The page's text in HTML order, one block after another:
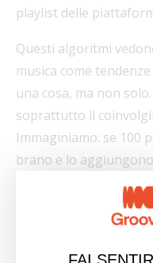
playlist delle
Questi algoritmi
musica come
una cosa, ma non
soprattutto il
Immaginiamo: se 100
brano e lo
l’algoritmo noterà la
stato ascoltato 100
playlist. I titoli hanno